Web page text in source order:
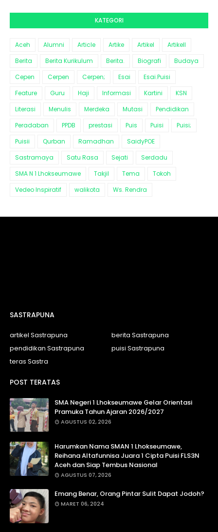
KATEGORI
Aceh Alumni Article Artike Artikel
Artikell
Berita
Berita Kurikulum Berita. Biografi
Budaya
Cepen
Cerpen Cerpen; Esai
Esai.Puisi
Feature
Guru Haji Informasi Kartini
KSN
Literasi
Menulis Merdeka Mutasi
Pendidikan
Peradaban
PPDB prestasi Puis Puisi
Puisi;
Puisii
Qurban Ramadhan
SaidyPOE
Sastramaya
Satu Rasa Sejati
Serdadu
SMA N 1 Lhokseumawe
Takjil Tema
Tokoh
Vedeo Inspiratif
walikota Ws. Rendra
SASTRAPUNA
artikel Sastrapuna
berita Sastrapuna
pendidikan Sastrapuna
puisi Sastrapuna
teras Sastra
POST TERATAS
SMA Negeri 1 Lhokseumawe Gelar Orientasi
Pramuka Tahun Ajaran 2026/2027
AGUSTUS 02, 2026
Harumkan Nama SMAN 1 Lhokseumawe,
Reihana Altafunnisa Juara 1 Cipta Puisi FLS3N
Aceh dan Siap Tembus Nasional
AGUSTUS 07, 2026
Emang Benar, Orang Pintar Sulit Dapat Jodoh?
MARET 06, 2024